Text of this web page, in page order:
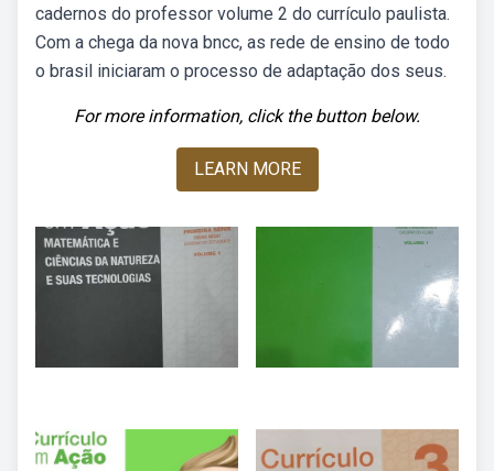
cadernos do professor volume 2 do currículo paulista.
Com a chega da nova bncc, as rede de ensino de todo
o brasil iniciaram o processo de adaptação dos seus.
For more information, click the button below.
LEARN MORE